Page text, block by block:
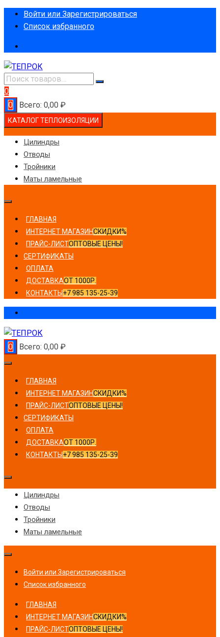
ПерейтиВойти или Зарегистрироваться
Список избранного
0
0
Всего: 0,00 ₽
КАТАЛОГ ТЕПЛОИЗОЛЯЦИИ
Цилиндры
Отводы
Тройники
Маты ламельные
ГЛАВНАЯ
ИНТЕРНЕТ МАГАЗИНСКИДКИ%
ПРАЙС-ЛИСТОПТОВЫЕ ЦЕНЫ!
СЕРТИФИКАТЫ
ОПЛАТА
ДОСТАВКАОТ 1000Р.
КОНТАКТЫ +7 985 135-25-39
0 Всего: 0,00 ₽
ГЛАВНАЯ
ИНТЕРНЕТ МАГАЗИНСКИДКИ%
ПРАЙС-ЛИСТОПТОВЫЕ ЦЕНЫ!
СЕРТИФИКАТЫ
ОПЛАТА
ДОСТАВКАОТ 1000Р.
КОНТАКТЫ +7 985 135-25-39
Цилиндры
Отводы
Тройники
Маты ламельные
Войти или Зарегистрироваться
Список избранного
ГЛАВНАЯ
ИНТЕРНЕТ МАГАЗИНСКИДКИ%
ПРАЙС-ЛИСТОПТОВЫЕ ЦЕНЫ!